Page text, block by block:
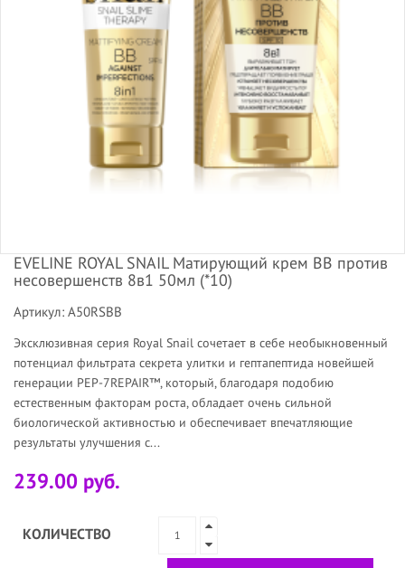
EVELINE ROYAL SNAIL Матирующий крем BB против
несовершенств 8в1 50мл (*10)
Артикул: A50RSBB
Эксклюзивная серия Royal Snail сочетает в себе необыкновенный
потенциал фильтрата секрета улитки и гептапептида новейшей
генерации PEP-7REPAIR™, который, благодаря подобию
естественным факторам роста, обладает очень сильной
биологической активностью и обеспечивает впечатляющие
результаты улучшения с...
239.00 руб.
КОЛИЧЕСТВО